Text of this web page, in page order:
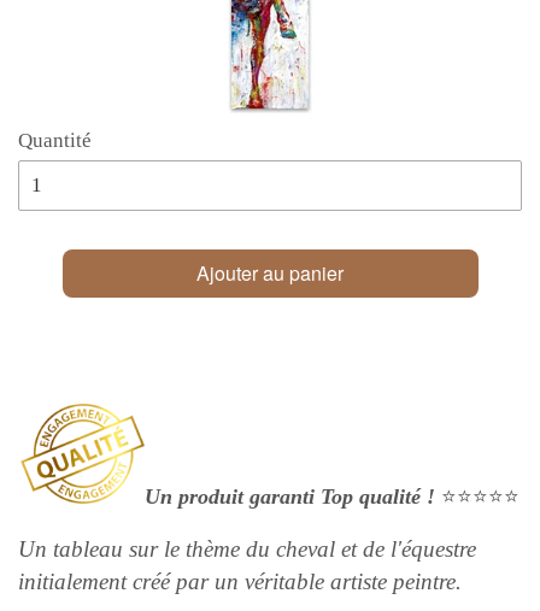
Quantité
Ajouter au panier
Un produit garanti Top qualité ! ⭐⭐⭐⭐⭐
Un tableau sur le thème du cheval et de l'équestre
initialement créé par un véritable artiste peintre.